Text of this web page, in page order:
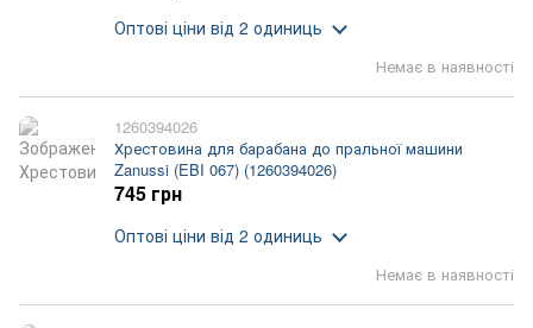
Немає в наявності
Оптові ціни від 2 одиниць
1260394026
Хрестовина для барабана до пральної машини
Zanussi (EBI 067) (1260394026)
Немає в наявності
745 грн
Оптові ціни від 2 одиниць